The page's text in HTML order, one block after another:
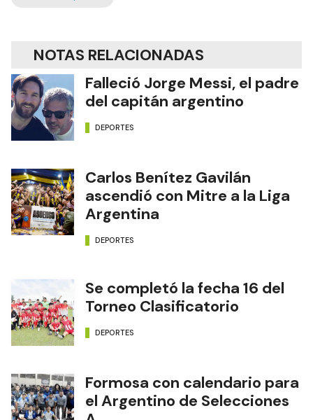
NOTAS RELACIONADAS
Falleció Jorge Messi, el padre
del capitán argentino
DEPORTES
Carlos Benítez Gavilán
ascendió con Mitre a la Liga
Argentina
DEPORTES
Se completó la fecha 16 del
Torneo Clasificatorio
DEPORTES
Formosa con calendario para
el Argentino de Selecciones